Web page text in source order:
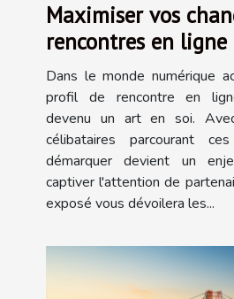
Maximiser vos
rencontres en ligne
profil parfait
Dans le monde numérique
profil de rencontre en
devenu un art en soi.
célibataires parcourant
démarquer devient un
captiver l'attention de
exposé vous dévoilera les...